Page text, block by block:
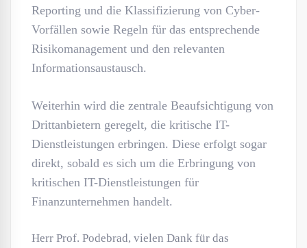
Reporting und die Klassifizierung von Cyber-
Vorfällen sowie Regeln für das entsprechende
Risikomanagement und den relevanten
Informationsaustausch.
Weiterhin wird die zentrale Beaufsichtigung von
Drittanbietern geregelt, die kritische IT-
Dienstleistungen erbringen. Diese erfolgt sogar
direkt, sobald es sich um die Erbringung von
kritischen IT-Dienstleistungen für
Finanzunternehmen handelt.
Herr Prof. Podebrad, vielen Dank für das